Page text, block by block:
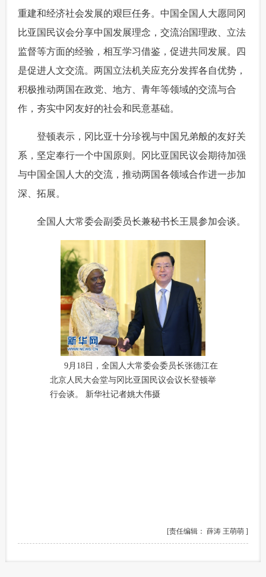
重建和经济社会发展的艰巨任务。中国全国人大愿同冈
比亚国民议会分享中国发展理念，交流治国理政、立法
监督等方面的经验，相互学习借鉴，促进共同发展。四
是促进人文交流。两国立法机关应充分发挥各自优势，
积极推动两国在政党、地方、青年等领域的交流与合
作，夯实中冈友好的社会和民意基础。
登顿表示，冈比亚十分珍视与中国兄弟般的友好关
系，坚定奉行一个中国原则。冈比亚国民议会期待加强
与中国全国人大的交流，推动两国各领域合作进一步加
深、拓展。
全国人大常委会副委员长兼秘书长王晨参加会谈。
9月18日，全国人大常委会委员长张德江在
北京人民大会堂与冈比亚国民议会议长登顿举
行会谈。 新华社记者姚大伟摄
[责任编辑： 薛涛 王萌萌 ]